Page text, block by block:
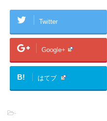
Twitter
Google+
B! はてブ
-